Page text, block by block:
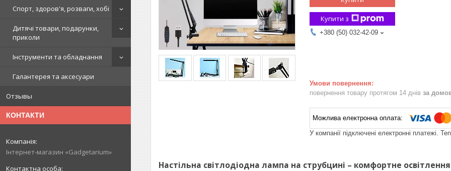
Спорт, здоров'я, розваги, хобі
Дитячі товари, подарунки,
приколи
Інструменти та обладнання
Галантерея та аксесуари
Отзывы
КОНТАКТИ
Інтернет-магазин «Gadgetarium»
Купити з
+380 (50) 032-42-09
повернення товару протягом 14 днів за
У компанії підключені електронні платежі.
Настільна світлодіодна лампа на струбцині – комфортне